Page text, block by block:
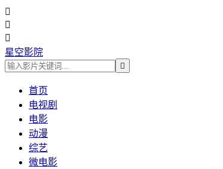



星空影院

首页
电视剧
电影
动漫
综艺
微电影